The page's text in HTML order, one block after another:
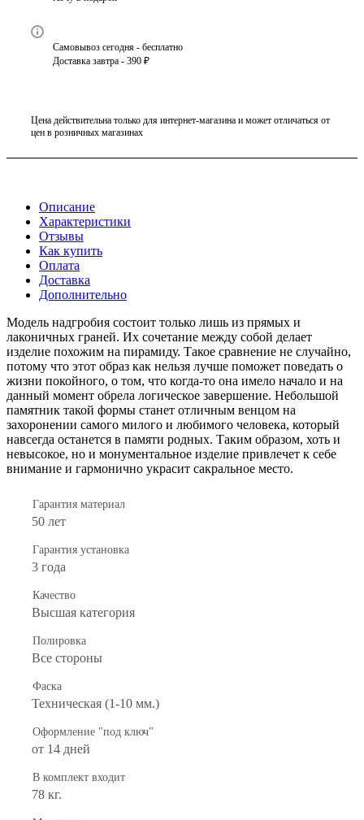
Самовывоз сегодня - бесплатно
Доставка завтра - 390 ₽
Цена действительна только для интернет-магазина и может отличаться от
цен в розничных магазинах
Описание
Характеристики
Отзывы
Как купить
Оплата
Доставка
Дополнительно
Модель надгробия состоит только лишь из прямых и
лаконичных граней. Их сочетание между собой делает
изделие похожим на пирамиду. Такое сравнение не случайно,
потому что этот образ как нельзя лучше поможет поведать о
жизни покойного, о том, что когда-то она имело начало и на
данный момент обрела логическое завершение. Небольшой
памятник такой формы станет отличным венцом на
захоронении самого милого и любимого человека, который
навсегда останется в памяти родных. Таким образом, хоть и
невысокое, но и монументальное изделие привлечет к себе
внимание и гармонично украсит сакральное место.
Гарантия материал
50 лет
Гарантия установка
3 года
Качество
Высшая категория
Полировка
Все стороны
Фаска
Техническая (1-10 мм.)
Оформление "под ключ"
от 14 дней
В комплект входит
78 кг.